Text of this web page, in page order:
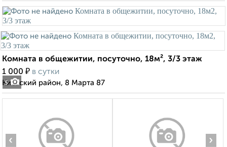
5
Комната в общежитии, посуточно, 18м², 3/3 этаж
1 000 ₽ в сутки
Киевский район, 8 Марта 87
‹ ›